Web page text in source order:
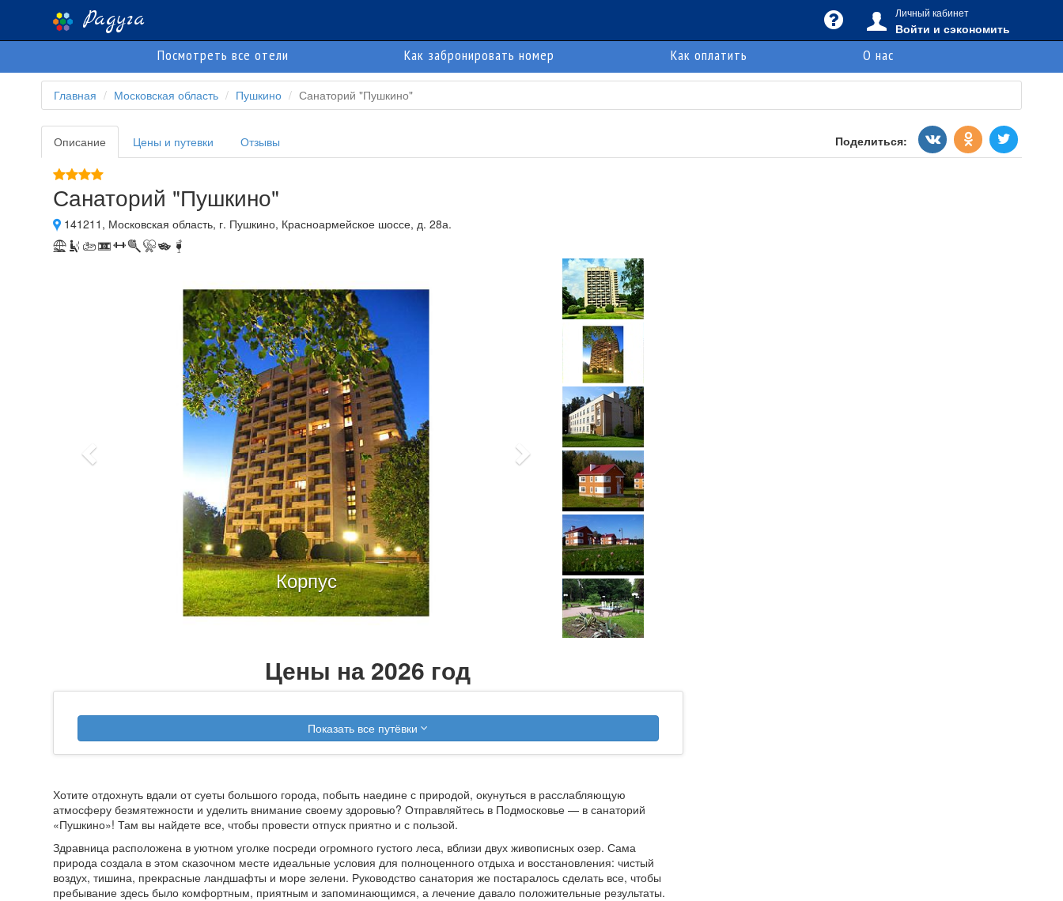
Радуга Личный кабинет
Войти и сэкономить
Посмотреть все отели Как забронировать номер Как оплатить О нас
Главная Московская область Пушкино Санаторий "Пушкино"
Описание Цены и путевки Отзывы Поделиться:
Санаторий "Пушкино"
141211, Московская область, г. Пушкино, Красноармейское шоссе, д. 28а.
Корпус
Цены на 2026 год
Показать все путёвки
Хотите отдохнуть вдали от суеты большого города, побыть наедине с природой, окунуться в расслабляющую
атмосферу безмятежности и уделить внимание своему здоровью? Отправляйтесь в Подмосковье — в санаторий
«Пушкино»! Там вы найдете все, чтобы провести отпуск приятно и с пользой.
Здравница расположена в уютном уголке посреди огромного густого леса, вблизи двух живописных озер. Сама
природа создала в этом сказочном месте идеальные условия для полноценного отдыха и восстановления: чистый
воздух, тишина, прекрасные ландшафты и море зелени. Руководство санатория же постаралось сделать все, чтобы
пребывание здесь было комфортным, приятным и запоминающимся, а лечение давало положительные результаты.